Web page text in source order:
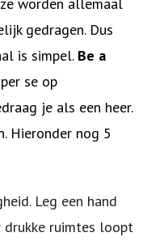
gedragen. Dus
is simpel. Be a
se op
je als een heer.
Hieronder nog 5
Leg een hand
ruimtes loopt